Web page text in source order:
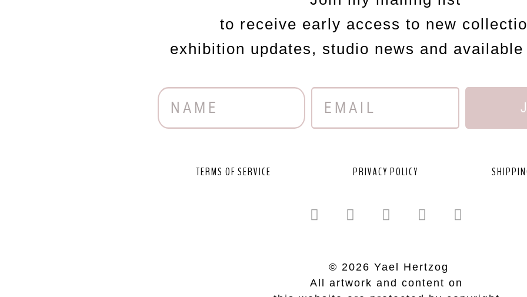
to receive early access to new
exhibition updates, studio news and
TERMS OF SERVICE PRIVACY POLICY
© 2026 Yael Hertzog
All artwork and content on